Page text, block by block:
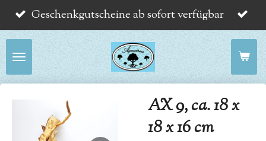
Zum
Hauptinhalt
springen
Geschenkgutscheine ab sofort verfügbar
AX 9, ca. 18 x
18 x 16 cm